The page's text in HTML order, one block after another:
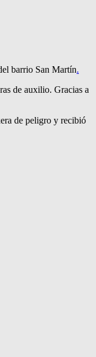
barrio San Martín.
de auxilio. Gracias a
de peligro y recibió